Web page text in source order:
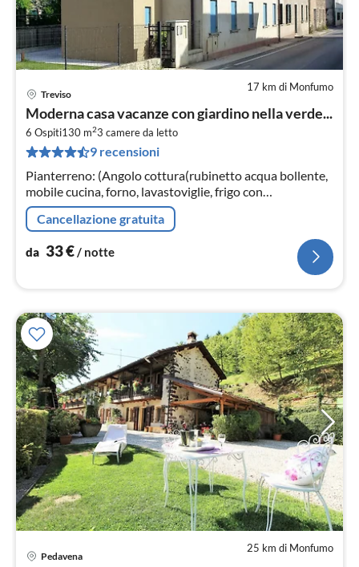
17 km di Monfumo
Treviso
Moderna casa vacanze con giardino nella verde...
6 Ospiti130 m23 camere da letto
9 recensioni
Pianterreno: (Angolo cottura(rubinetto acqua bollente,
mobile cucina, forno, lavastoviglie, frigo con
congelatore), Soggiorno / Pranzo(tavolo da pranzo(8
persone), caminetto)
Cancellazione gratuita
da 33€/ notte
25 km di Monfumo
Pedavena